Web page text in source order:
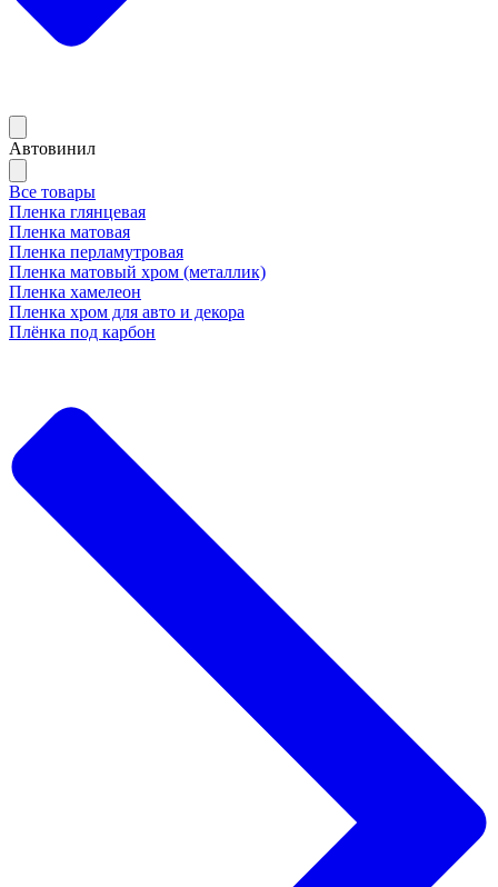
Автовинил
Все товары
Пленка глянцевая
Пленка матовая
Пленка перламутровая
Пленка матовый хром (металлик)
Пленка хамелеон
Пленка хром для авто и декора
Плёнка под карбон